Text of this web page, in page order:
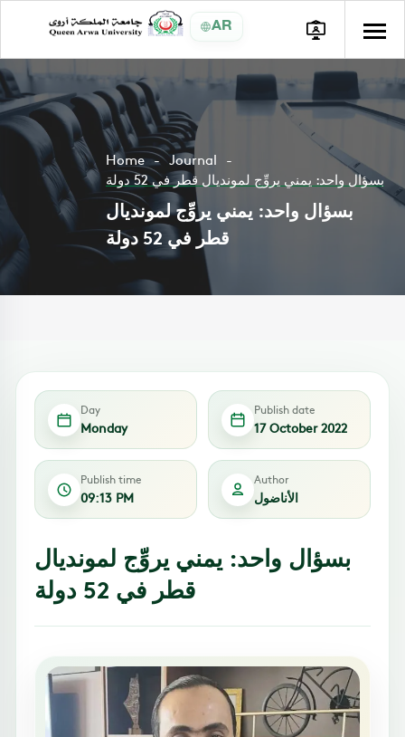
AR
Home
Journal
بسؤال واحد: يمني يروِّج لمونديال قطر في 52 دولة
بسؤال واحد: يمني يروِّج لمونديال
قطر في 52 دولة
Day
Monday
Publish date
17 October 2022
Publish time
09:13 PM
Author
الأناضول
بسؤال واحد: يمني يروِّج لمونديال
قطر في 52 دولة